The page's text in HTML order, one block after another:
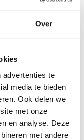
Over
advertenties te
media te bieden
Ook delen we
met onze
en analyse. Deze
met andere
plaats van
geld en
ook gewicht
gaat, naar je
container Alka®